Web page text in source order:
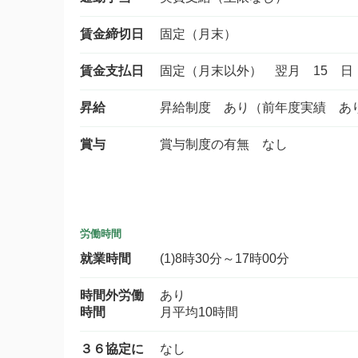
賃金締切日 固定（月末）
賃金支払日 固定（月末以外） 翌月 15 日
昇給 昇給制度 あり（前年度実績 あ
賞与 賞与制度の有無 なし
労働時間
就業時間 (1)8時30分～17時00分
時間外労働
時間
あり
月平均10時間
３６協定に なし